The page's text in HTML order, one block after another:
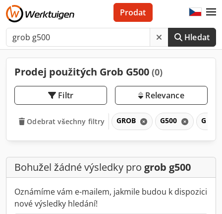
Hledat
Prodat
Prodej použitých Grob G500 (0)
Filtr Relevance
Odebrat všechny filtry GROB G500 G
Bohužel žádné výsledky pro grob g500
Oznámíme vám e-mailem, jakmile budou k dispozici
nové výsledky hledání!